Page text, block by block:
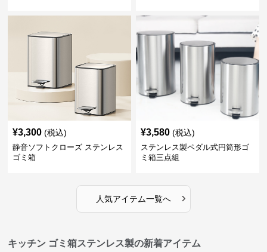
¥3,300 (税込)
静音ソフトクローズ ステンレス
ゴミ箱
¥3,580 (税込)
ステンレス製ペダル式円筒形ゴ
ミ箱三点組
人気アイテム一覧へ ›
キッチン ゴミ箱ステンレス製の新着アイテム